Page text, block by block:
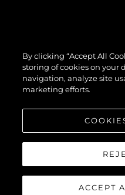
©2026 Sunseeker London
By clicking “Accept All
storing of cookies on your
navigation, analyze site
marketing efforts.
ACCEPT